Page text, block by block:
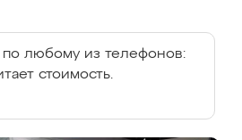
любому из телефонов:
стоимость.